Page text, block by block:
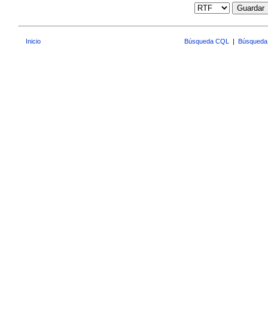
Guardar
Inicio Búsqueda CQL